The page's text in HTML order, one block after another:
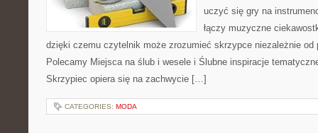
uczyć się gry na
łączy muzyczne
dzięki czemu czytelnik może zrozumieć skrzypce niezależnie od
Polecamy Miejsca na ślub i wesele i Ślubne inspiracje
Skrzypiec opiera się na zachwycie […]
CATEGORIES: MODA